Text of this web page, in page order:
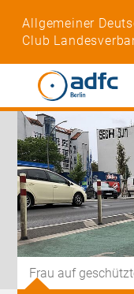
Allgemeiner
Club
Frau auf